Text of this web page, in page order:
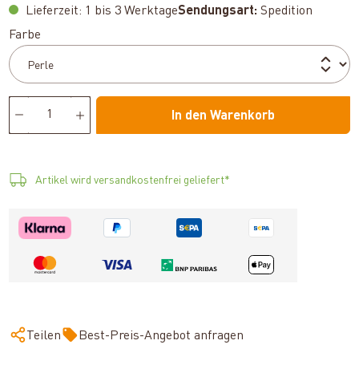
Lieferzeit: 1 bis 3 WerktageSendungsart: Spedition
Farbe
In den Warenkorb
Artikel wird versandkostenfrei geliefert*
Teilen Best-Preis-Angebot anfragen